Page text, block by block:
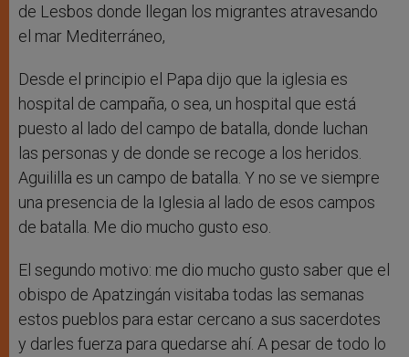
de Lesbos donde llegan los migrantes atravesando
el mar Mediterráneo,
Desde el principio el Papa dijo que la iglesia es
hospital de campaña, o sea, un hospital que está
puesto al lado del campo de batalla, donde luchan
las personas y de donde se recoge a los heridos.
Aguililla es un campo de batalla. Y no se ve siempre
una presencia de la Iglesia al lado de esos campos
de batalla. Me dio mucho gusto eso.
El segundo motivo: me dio mucho gusto saber que el
obispo de Apatzingán visitaba todas las semanas
estos pueblos para estar cercano a sus sacerdotes
y darles fuerza para quedarse ahí. A pesar de todo lo